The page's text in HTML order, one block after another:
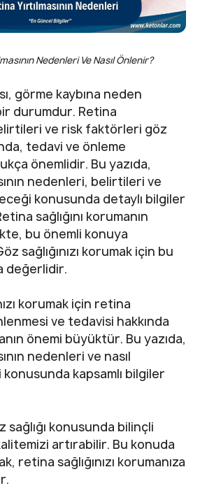
Nedenleri Ve Nasıl Önlenir?
görme kaybına neden
durumdur. Retina
ve risk faktörleri göz
tedavi ve önleme
önemlidir. Bu yazıda,
nedenleri, belirtileri ve
konusunda detaylı bilgiler
sağlığını korumanın
bu önemli konuya
sağlığınızı korumak için bu
değerlidir.
korumak için retina
ve tedavisi hakkında
önemi büyüktür. Bu yazıda,
nedenleri ve nasıl
kapsamlı bilgiler
sağlığı konusunda bilinçli
artırabilir. Bu konuda
retina sağlığınızı korumanıza